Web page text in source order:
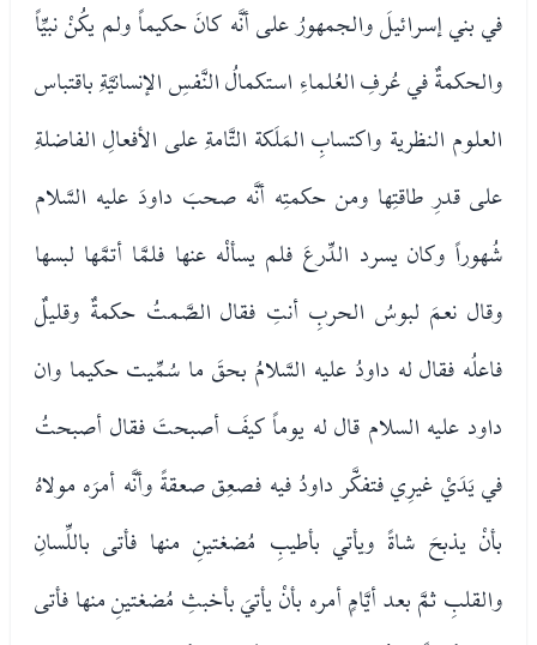
في بني إسرائيلَ والجمهورُ على أنَّه كانَ حكيماً ولم يكُنْ نبيِّاً
والحكمةٌ في عُرفِ العُلماءِ استكمالُ النَّفسِ الإنسانيَّةِ باقتباس
العلوم النظرية واكتسابِ المَلَكة التَّامةِ على الأفعالِ الفاضلةِ
على قدرِ طاقتِها ومن حكمتِه أنَّه صحبَ داودَ عليه السَّلام
شُهوراً وكان يسرد الدِّرعَ فلم يسألْه عنها فلمَّا أتمَّها لبسها
وقال نعمَ لبوسُ الحربِ أنتِ فقال الصَّمتُ حكمةٌ وقليلٌ
فاعلُه فقال له داودُ عليه السَّلامُ بحقَ ما سُمِّيت حكيما وان
داود عليه السلام قال له يوماً كيفَ أصبحتَ فقال أصبحتُ
في يَدَيْ غيرِي فتفكَّر داودُ فيه فصعِق صعقةً وأنَّه أمرَه مولاهُ
بأنْ يذبحَ شاةً ويأتي بأطيبِ مُضغتينِ منها فأتى باللِّسانِ
والقلبِ ثمَّ بعد أيَّامٍ أمره بأنْ يأتيَ بأخبثِ مُضغتينِ منها فأتى